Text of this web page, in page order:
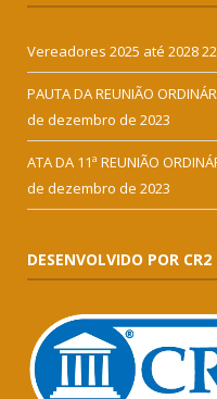
Vereadores 2025 até 2028
PAUTA DA REUNIÃO
de dezembro de 2023
ATA DA 11ª REUNIÃO
de dezembro de 2023
DESENVOLVIDO POR CR2